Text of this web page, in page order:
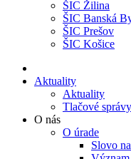
ŠIC Žilina
ŠIC Banská
ŠIC Prešov
ŠIC Košice
Aktuality
Aktuality
Tlačové správy
O nás
O úrade
Slovo